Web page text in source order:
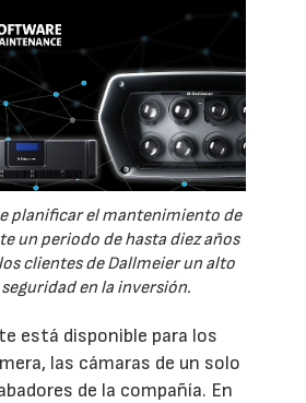
planificar el mantenimiento de
un periodo de hasta diez años
clientes de Dallmeier un alto
en la inversión.
está disponible para los
las cámaras de un solo
de la compañía. En